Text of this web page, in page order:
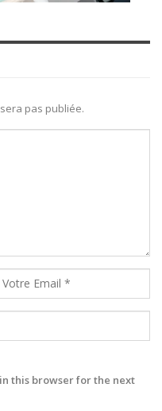
pas publiée.
this browser for the next